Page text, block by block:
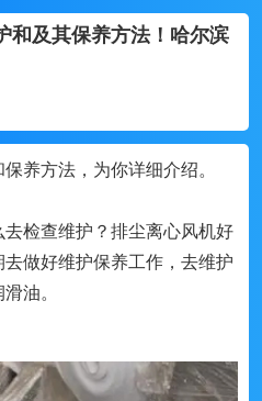
和及其保养方法！哈尔滨
方法，为你详细介绍。
检查维护？排尘离心风机好
做好维护保养工作，去维护
油。